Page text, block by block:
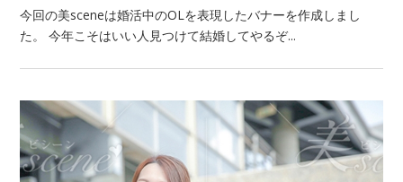
今回の美sceneは婚活中のOLを表現したバナーを作成しまし
た。 今年こそはいい人見つけて結婚してやるぞ...